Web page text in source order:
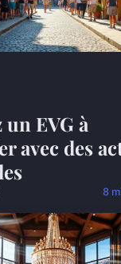
EVG à
avec des
8